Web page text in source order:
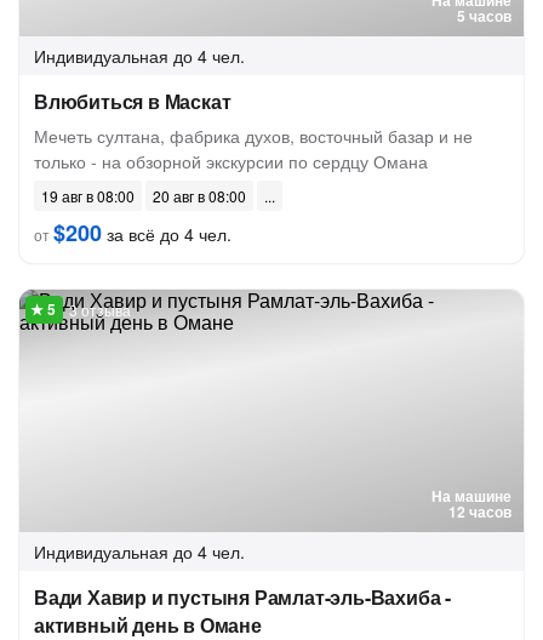
5 часов
Индивидуальная до 4 чел.
Влюбиться в Маскат
Мечеть султана, фабрика духов, восточный базар и не
только - на обзорной экскурсии по сердцу Омана
19 авг в 08:00
20 авг в 08:00
от$200 за всё до 4 чел.
На машине
12 часов
3 отзыва
Индивидуальная до 4 чел.
Вади Хавир и пустыня Рамлат-эль-Вахиба -
активный день в Омане